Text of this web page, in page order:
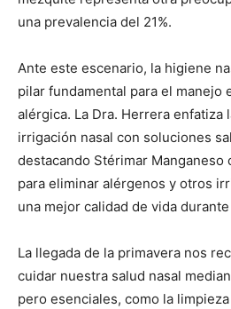
una prevalencia del 21%.
Ante este escenario, la higiene
pilar fundamental para el manejo
alérgica. La Dra. Herrera enfatiza
irrigación nasal con soluciones
destacando Stérimar Manganeso
para eliminar alérgenos y otros
una mejor calidad de vida
La llegada de la primavera nos
cuidar nuestra salud nasal
pero esenciales, como la